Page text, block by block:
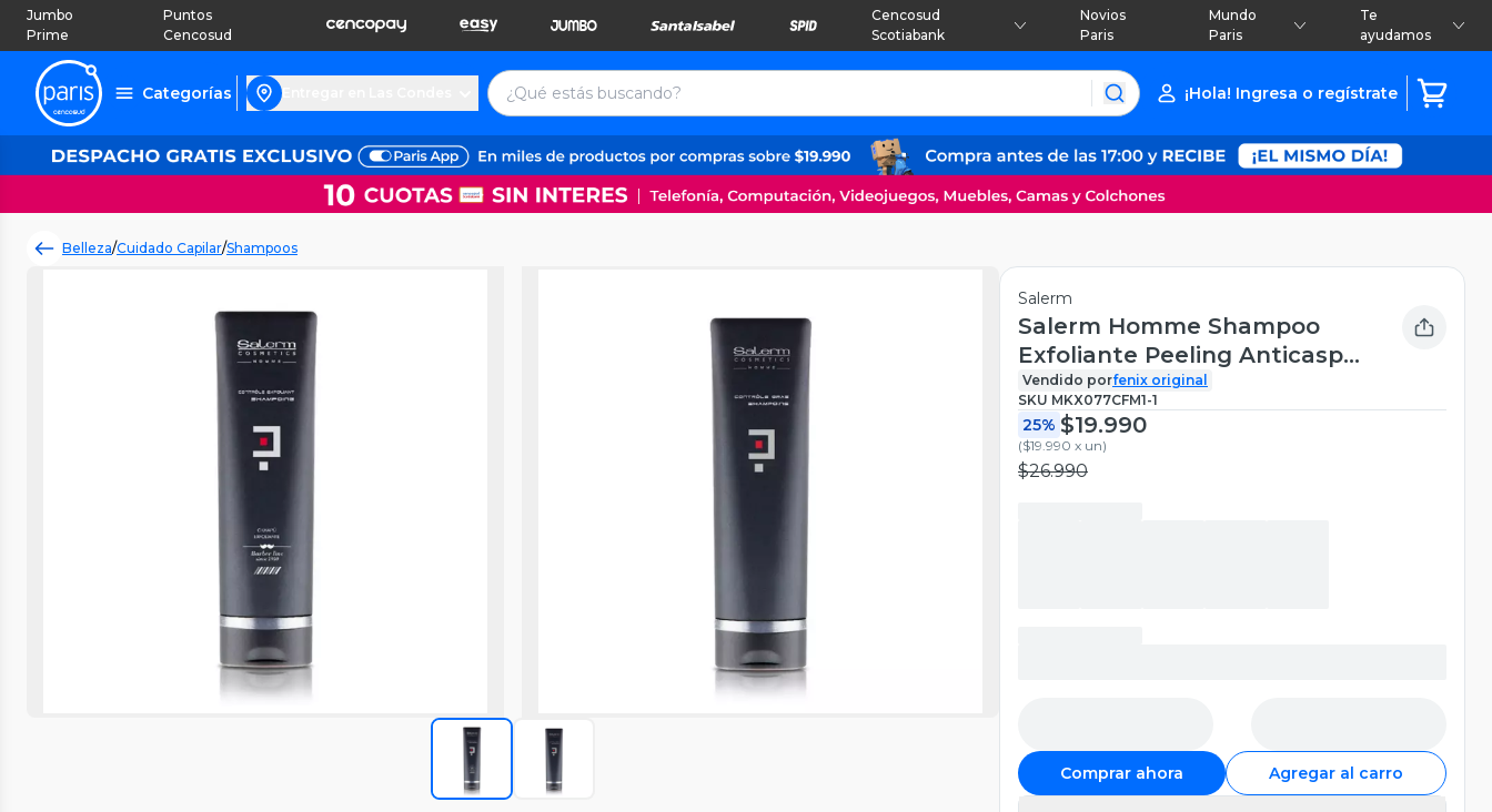
Jumbo
Prime
Puntos
Cencosud
Cencosud
Scotiabank
Novios
Paris
Mundo
Paris
Te
ayudamos
Categorías ¡Hola! Ingresa o regístrate
Belleza/Cuidado Capilar/Shampoos
Salerm
Salerm Homme Shampoo
Exfoliante Peeling Anticaspa
250ml
Vendido porfenix original
SKU MKX077CFM1-1
25% $19.990
($19.990 x un)
$26.990
Comprar ahora Agregar al carro